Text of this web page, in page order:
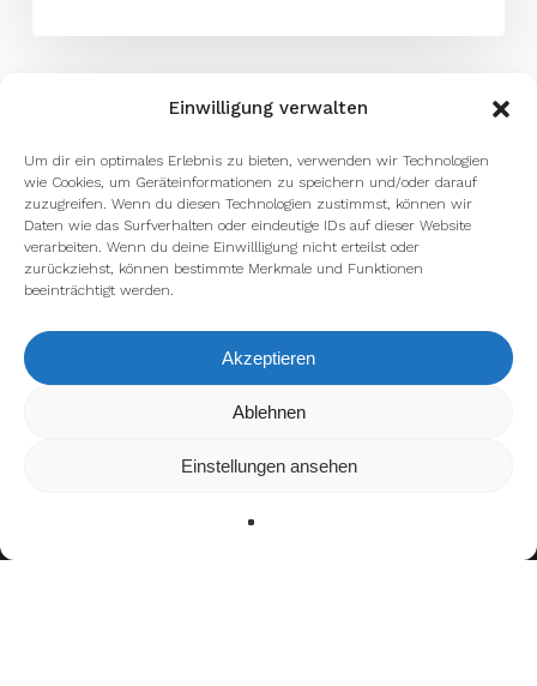
Einwilligung verwalten
Um dir ein optimales Erlebnis zu bieten, verwenden wir Technologien
wie Cookies, um Geräteinformationen zu speichern und/oder darauf
zuzugreifen. Wenn du diesen Technologien zustimmst, können wir
Daten wie das Surfverhalten oder eindeutige IDs auf dieser Website
verarbeiten. Wenn du deine Einwillligung nicht erteilst oder
zurückziehst, können bestimmte Merkmale und Funktionen
beeinträchtigt werden.
Akzeptieren
Ablehnen
Einstellungen ansehen
Wir verwenden Cookies, um dir die bestmögliche Erfahrung
wir verwenden oder sie ausschalten.